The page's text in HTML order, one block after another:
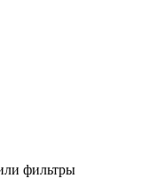
фильтры